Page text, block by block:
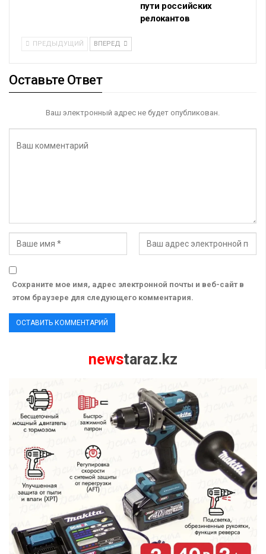
пути российских
релокантов
ПРЕДЫДУЩИЙ ВПЕРЕД
Оставьте Ответ
Ваш электронный адрес не будет опубликован.
Сохраните мое имя, адрес электронной почты и веб-сайт в
этом браузере для следующего комментария.
newstaraz.kz